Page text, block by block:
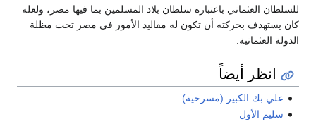
للسلطان العثماني باعتباره سلطان بلاد المسلمين بما فيها مصر، ولعله
كان يستهدف بحركته أن تكون له مقاليد الأمور في مصر تحت مظلة
الدولة العثمانية.
انظر أيضاً
علي بك الكبير (مسرحية)
سليم الأول